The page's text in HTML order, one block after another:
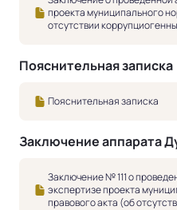
проекта муниципального
отсутствии
Пояснительная записка
Пояснительная записка
Заключение аппарата
Заключение № 111 о
экспертизе проекта
правового акта (об